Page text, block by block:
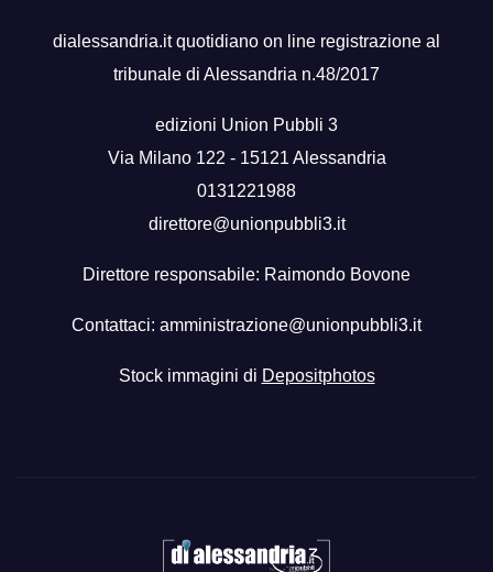
dialessandria.it quotidiano on line registrazione al
tribunale di Alessandria n.48/2017
edizioni Union Pubbli 3
Via Milano 122 - 15121 Alessandria
0131221988
direttore@unionpubbli3.it
Direttore responsabile: Raimondo Bovone
Contattaci: amministrazione@unionpubbli3.it
Stock immagini di Depositphotos